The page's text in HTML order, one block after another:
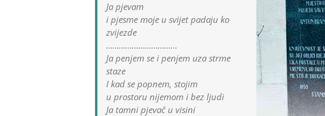
Ja pjevam
i pjesme moje u svijet padaju ko
zvijezde
……………………………
Ja penjem se i penjem uza strme
staze
I kad se popnem, stojim
u prostoru nijemom i bez ljudi
Ja tamni pjevač u visini